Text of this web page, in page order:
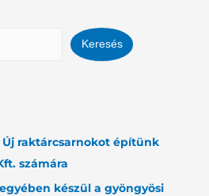
Keresés
Új raktárcsarnokot építünk
számára
készül a gyöngyösi